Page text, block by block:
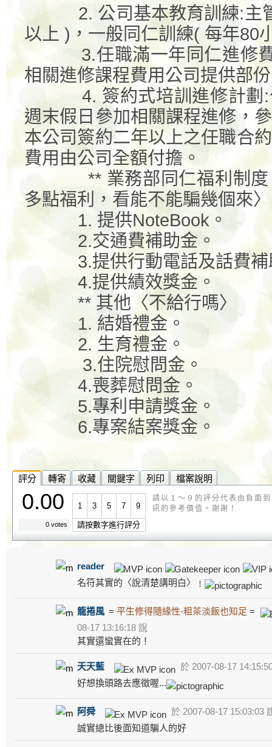
2. 公司基本教育訓練:主
以上 ) ，一般同仁訓練( 每年80
3.任職滿一年同仁進修
相關進修課程費用公司提供部
4. 簽約式培訓進修計劃 :
週末假日參加相關課程進修，
本公司簽約二年以上之任職合
費用由公司全額付擔。
** 業務部同仁福利制
多點福利，看能不能騙幾個來〉
1. 提供NoteBook 。
2.交通費補助金。
3.提供行動電話及話費
4.提供績效獎金。
** 其他〈不給行嗎〉
1. 結婚禮金。
2. 生育禮金。
3.住院慰問金。
4.喪葬慰問金。
5.專利申請獎金。
6.專案結案獎金。
評分 轉寄 收藏 關鍵字 列印 檔案說明
0.00
0 votes
1 3 5 7 9
請按數字進行評分
請以１～９的評分代表由負面
訊的參考價值。謝謝！
reader
名符其實的〈說清楚講明白〉﹗
龍捲風 =平生修得隨緣性-粗茶淡飯也知足 =
08-17 13:16:18 說
其實還蠻實在的！
天天藍
於 2007-08-17
好想換頭路去應徵喔...
阿舜
於 2007-08-17 15:03:03
誠實總比後面知道騙人的好